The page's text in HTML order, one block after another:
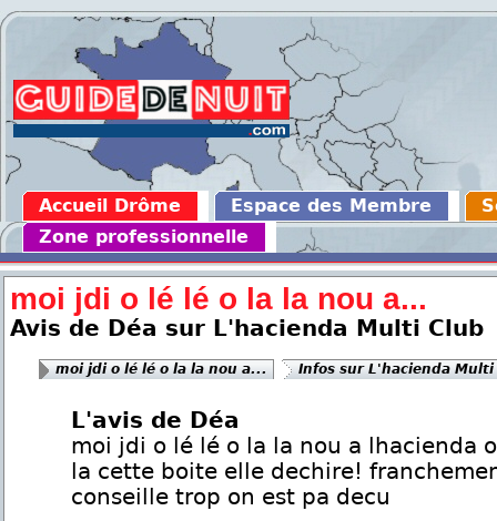
Accueil Drôme Espace des Membre
Zone professionnelle
moi jdi o lé lé o la la nou a...
Avis de Déa sur L'hacienda Multi Club
moi jdi o lé lé o la la nou a... Infos sur L'hacienda Multi
L'avis de Déa
moi jdi o lé lé o la la nou a lhacienda
la cette boite elle dechire!
conseille trop on est pa decu